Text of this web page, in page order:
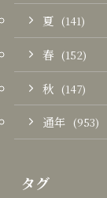
夏 (141)
春 (152)
秋 (147)
通年 (953)
タグ